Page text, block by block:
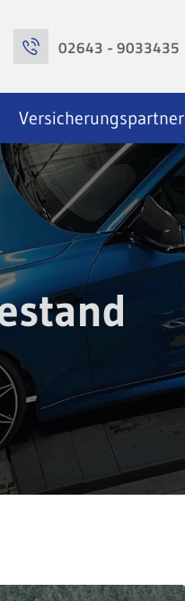
02643 - 9033435
Versicherungspartner